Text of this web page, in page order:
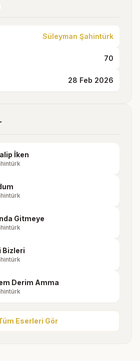
Süleyman Şahintürk
70
28 Feb 2026
İken
Gitmeye
Bizleri
Derim Amma
Eserleri Gör